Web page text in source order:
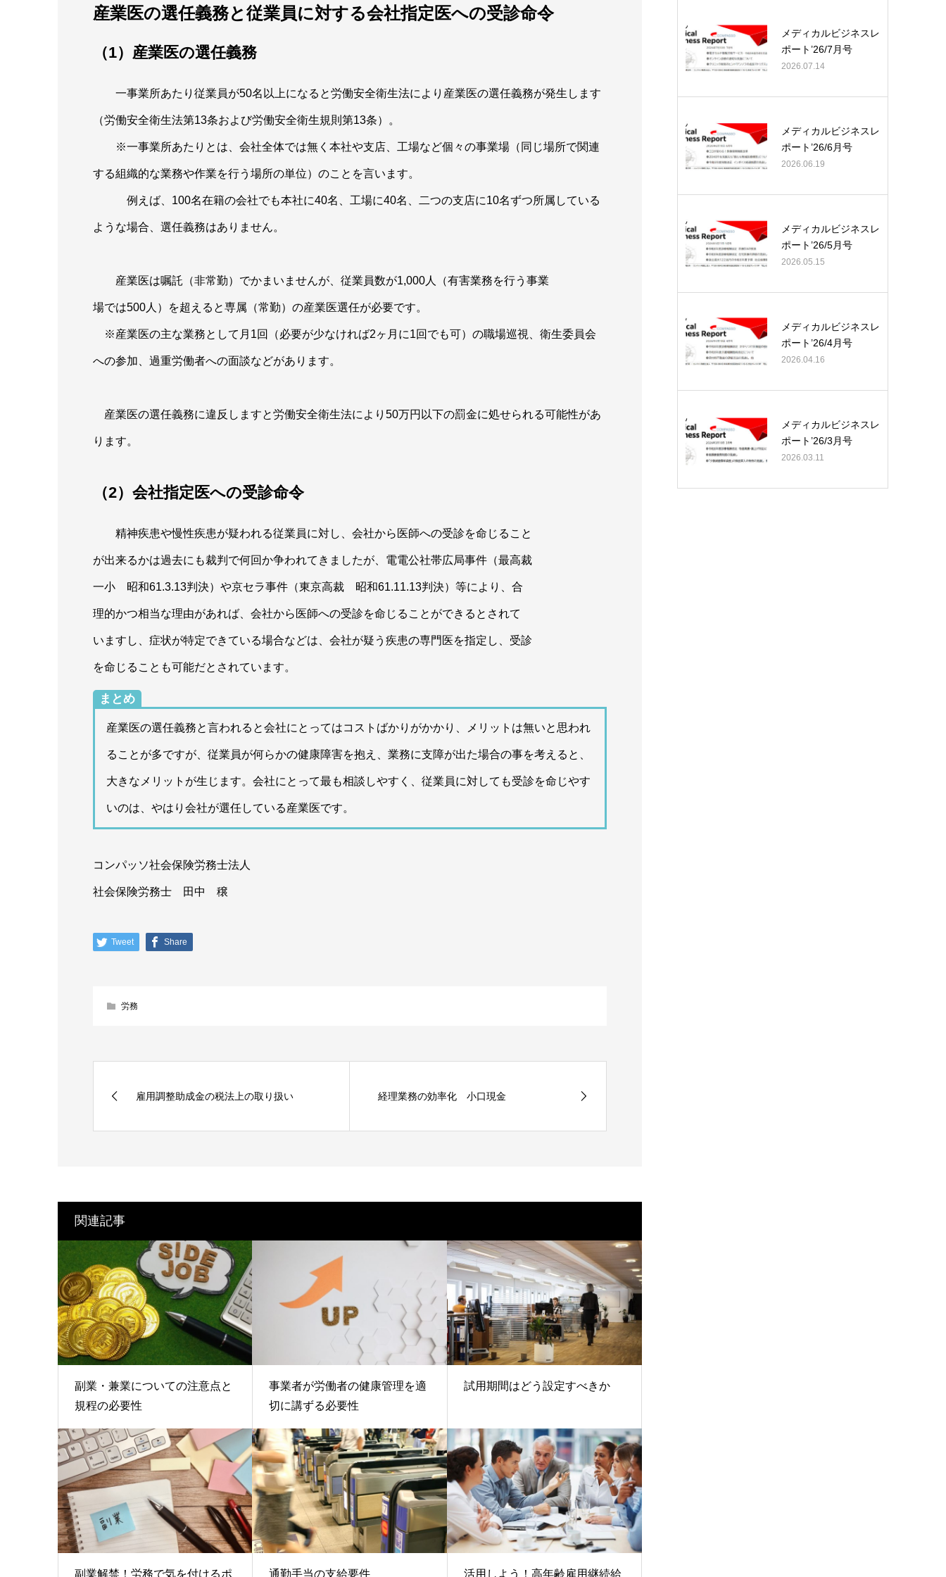
産業医の選任義務と従業員に対する会社指定医への受診命令
（1）産業医の選任義務
一事業所あたり従業員が50名以上になると労働安全衛生法により産業医の選任義務が発生します
（労働安全衛生法第13条および労働安全衛生規則第13条）。
※一事業所あたりとは、会社全体では無く本社や支店、工場など個々の事業場（同じ場所で関連
する組織的な業務や作業を行う場所の単位）のことを言います。
例えば、100名在籍の会社でも本社に40名、工場に40名、二つの支店に10名ずつ所属している
ような場合、選任義務はありません。
産業医は嘱託（非常勤）でかまいませんが、従業員数が1,000人（有害業務を行う事業
場では500人）を超えると専属（常勤）の産業医選任が必要です。
※産業医の主な業務として月1回（必要が少なければ2ヶ月に1回でも可）の職場巡視、衛生委員会
への参加、過重労働者への面談などがあります。
産業医の選任義務に違反しますと労働安全衛生法により50万円以下の罰金に処せられる可能性があ
ります。
（2）会社指定医への受診命令
精神疾患や慢性疾患が疑われる従業員に対し、会社から医師への受診を命じること
が出来るかは過去にも裁判で何回か争われてきましたが、電電公社帯広局事件（最高裁
一小 昭和61.3.13判決）や京セラ事件（東京高裁 昭和61.11.13判決）等により、合
理的かつ相当な理由があれば、会社から医師への受診を命じることができるとされて
いますし、症状が特定できている場合などは、会社が疑う疾患の専門医を指定し、受診
を命じることも可能だとされています。
まとめ
産業医の選任義務と言われると会社にとってはコストばかりがかかり、メリットは無いと思われ
ることが多ですが、従業員が何らかの健康障害を抱え、業務に支障が出た場合の事を考えると、
大きなメリットが生じます。会社にとって最も相談しやすく、従業員に対しても受診を命じやす
いのは、やはり会社が選任している産業医です。
コンパッソ社会保険労務士法人
社会保険労務士 田中 穣
Tweet Share
労務
雇用調整助成金の税法上の取り扱い 経理業務の効率化 小口現金
関連記事
副業・兼業についての注意点と
規程の必要性
事業者が労働者の健康管理を適
切に講ずる必要性
試用期間はどう設定すべきか
副業解禁！労務で気を付けるポ 通勤手当の支給要件 活用しよう！高年齢雇用継続給
メディカルビジネスレ
ポート’26/7月号
2026.07.14
メディカルビジネスレ
ポート’26/6月号
2026.06.19
メディカルビジネスレ
ポート’26/5月号
2026.05.15
メディカルビジネスレ
ポート’26/4月号
2026.04.16
メディカルビジネスレ
ポート’26/3月号
2026.03.11